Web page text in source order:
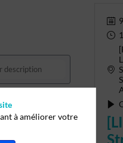
à améliorer votre